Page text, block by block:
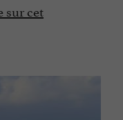
sur cet